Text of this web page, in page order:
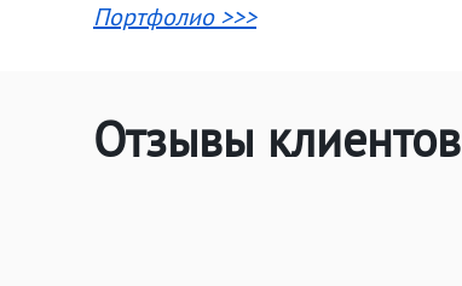
Портфолио >>>
Отзывы клиентов